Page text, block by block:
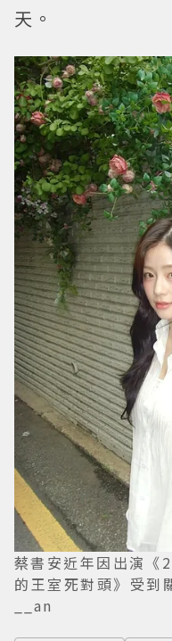
天。
蔡書安近年因出演《
的王室死對頭》受
__an